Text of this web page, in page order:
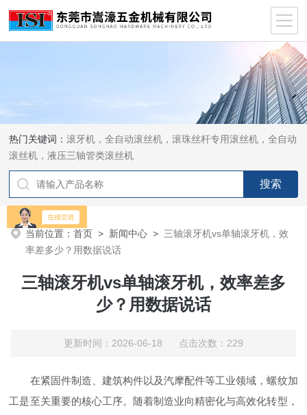
热门关键词：滚牙机，全自动滚丝机，滚珠丝杆专用滚丝机，全自动
滚丝机，液压三轴管类滚丝机
当前位置：首页 > 新闻中心 > 三轴滚牙机vs单轴滚牙机，效
率差多少？用数据说话
三轴滚牙机vs单轴滚牙机，效率差多
少？用数据说话
更新时间：2026-06-18 点击次数：229
在紧固件制造、建筑构件以及汽摩配件等工业领域，螺纹加
工是至关重要的核心工序。随着制造业向精密化与高效化转型，